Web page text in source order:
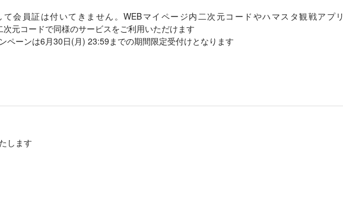
会員証は付いてきません。WEBマイページ内二次元コードやハマスタ観戦アプリ
次元コードで同様のサービスをご利用いただけます
ペーンは6月30日(月) 23:59までの期間限定受付けとなります
します